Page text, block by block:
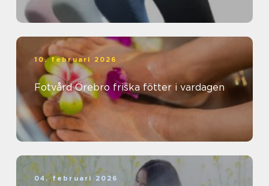
10. februari 2026
Fotvård Örebro friska fötter i vardagen
04. februari 2026